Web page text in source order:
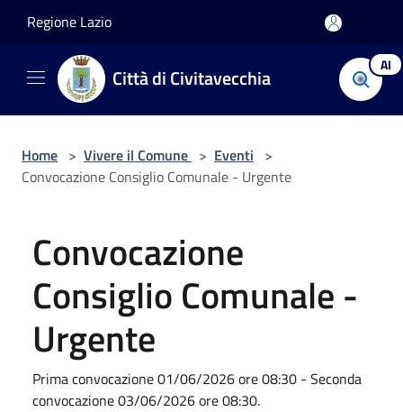
Regione Lazio
Città di Civitavecchia AI
Home > Vivere il Comune > Eventi >
Convocazione Consiglio Comunale - Urgente
Convocazione
Consiglio Comunale -
Urgente
Prima convocazione 01/06/2026 ore 08:30 - Seconda
convocazione 03/06/2026 ore 08:30.